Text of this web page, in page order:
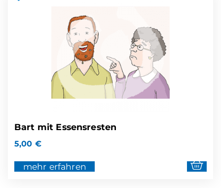
Bart mit Essensresten
5,00 €
mehr erfahren